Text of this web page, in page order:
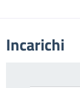
Incarichi